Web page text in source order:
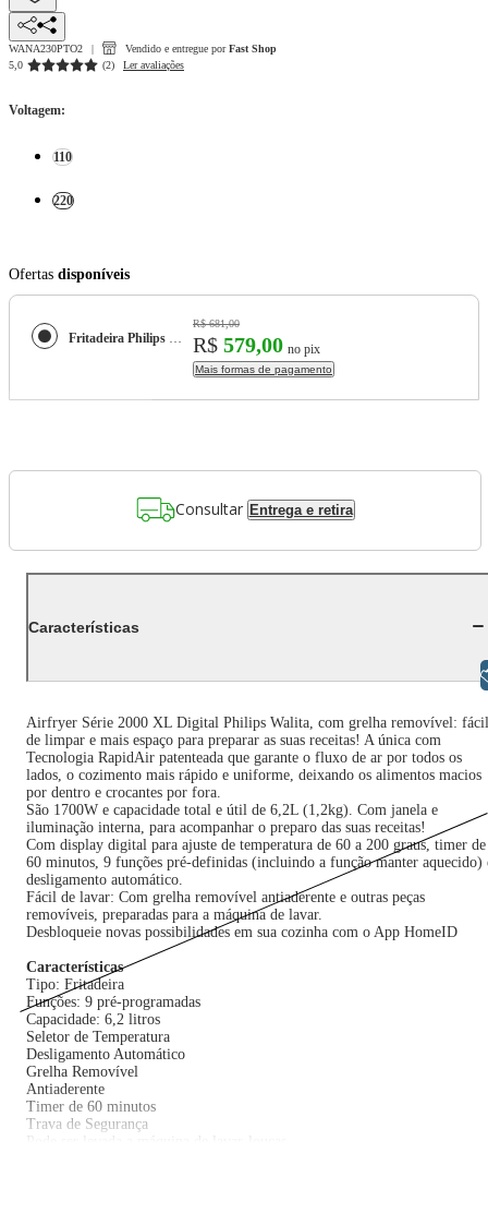
WANA230PTO2 Vendido e entregue por Fast Shop
5,0
(2) Ler avaliações
Voltagem:
110
220
Ofertas disponíveis
Fritadeira Philips Walita Airfryer Digital Série 2000 XL Preta com 6,2 Litros de Capacidade - NA230/00
R$ 681,00
R$ 579,00 no pix
Mais formas de pagamento
Consultar Entrega e retira
Características
Airfryer Série 2000 XL Digital Philips Walita, com grelha removível: fácil
de limpar e mais espaço para preparar as suas receitas! A única com
Tecnologia RapidAir patenteada que garante o fluxo de ar por todos os
lados, o cozimento mais rápido e uniforme, deixando os alimentos macios
por dentro e crocantes por fora.
São 1700W e capacidade total e útil de 6,2L (1,2kg). Com janela e
iluminação interna, para acompanhar o preparo das suas receitas!
Com display digital para ajuste de temperatura de 60 a 200 graus, timer de
60 minutos, 9 funções pré-definidas (incluindo a função manter aquecido)
desligamento automático.
Fácil de lavar: Com grelha removível antiaderente e outras peças
removíveis, preparadas para a máquina de lavar.
Desbloqueie novas possibilidades em sua cozinha com o App HomeID
Características
Tipo: Fritadeira
Funções: 9 pré-programadas
Capacidade: 6,2 litros
Seletor de Temperatura
Desligamento Automático
Grelha Removível
Antiaderente
Timer de 60 minutos
Trava de Segurança
Pode ser levada a máquina de lavar-louças